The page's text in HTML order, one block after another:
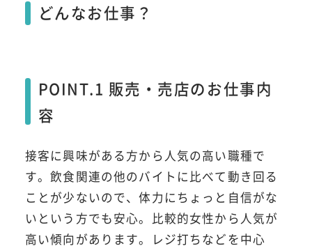
どんなお仕事？
POINT.1 販売・売店のお仕事内
容
接客に興味がある方から人気の高い職種で
す。飲食関連の他のバイトに比べて動き回る
ことが少ないので、体力にちょっと自信がな
いという方でも安心。比較的女性から人気が
高い傾向があります。レジ打ちなどを中心